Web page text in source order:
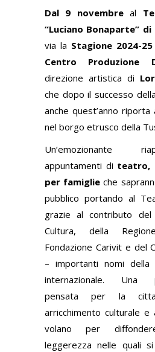
Dal 9 novembreal
“Luciano Bonaparte” di
via la Stagione 2024-
Centro Produzione
direzione artistica di
che dopo il successo
anche quest’anno
nel borgo etrusco della
Un’emozionante
appuntamenti di teatro,
per famiglieche
pubblico portando al
grazie al contributo del
Cultura, della
Fondazione Carivit e del
– importanti nomi della
internazionale. Una
pensata per la
arricchimento culturale
volano per
leggerezza nelle quali